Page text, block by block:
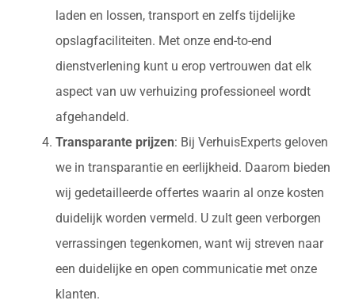
laden en lossen, transport en zelfs tijdelijke
opslagfaciliteiten. Met onze end-to-end
dienstverlening kunt u erop vertrouwen dat elk
aspect van uw verhuizing professioneel wordt
afgehandeld.
Transparante prijzen: Bij VerhuisExperts geloven
we in transparantie en eerlijkheid. Daarom bieden
wij gedetailleerde offertes waarin al onze kosten
duidelijk worden vermeld. U zult geen verborgen
verrassingen tegenkomen, want wij streven naar
een duidelijke en open communicatie met onze
klanten.